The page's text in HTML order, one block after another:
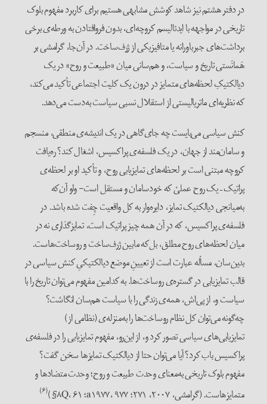
در دفتر هشتم نیز شاهد کوشش مشابهی هستیم برای کاربرد مفهوم بلوک
تاریخی در مواجهه با ایدئالیسم کروچه‌‌ای، بدون فروافتادن به ورطه‌ی برخی
برداشت‌های جبرباورانه یا متافیزیکی از ژرف‌ساخت. در آن‌جا، گرامشی بر
هَمانَستی تاریخ و سیاست، و هم‌سانی میان «طبیعت و روح» در یک
دیالکتیکِ لحظه‌های متمایز در درون یک کلیت اجتماعی تأکید می‌کند،
که نظریه‌ای ماتریالیستی از استقلال نسبی سیاست به‌دست می‌دهد.
کنش سیاسی می‌بایست چه جای‌گاهی در یک اندیشه‌‌ی منطقی، منسجم
و سامان‌مند از جهان، در یک فلسفه‌ی پراکسیس، اشغال ‌کند؟ ره‌یافت
کروچه مبتنی است بر لحظه‌های تمایزیابی روح، و تأکید او بر لحظه‌ی
پراتیک – یک روح عملیْ که خودسامان و مستقل است- ولو آن‌که
به‌میانجی دیالکتیک تمایز، دایره‌وار به کل واقعیت چِفت شده باشد. در
فلسفه‌ی پراکسیس، که در آن همه چیز پراتیک است، تمایزگذاری نه در
میان لحظه‌های روح مطلق، بل‌که مابین ژرف‌ساخت و روساخت‌هاست.
بدین‌سان، مسأله عبارت است از تعیینِ موضع دیالکتیکیِ کنش سیاسی در
قالب تمایزیابی در گستره‌ی روساخت‌ها. به کدامین مفهوم می‌توان تاریخ را با
سیاست و، از پی‌اش، همه‌ی زندگی را با سیاست هم‌سان انگاشت؟
چه‌گونه می‌توان کل نظام روساخت‌ها را به‌منزله‌ی (نظامی از)
تمایزیابی‌های سیاسی تصور کرد و، از این‌رو، مفهوم تمایزیابی را در فلسفه‌ی
پراکسیس باب کرد؟ آیا می‌توان حتا از دیالکتیک تمایزها سخن گفت؟
مفهوم بلوک تاریخی به‌معنای وحدت طبیعت و روح؛ وحدت متضادها و
متمایزهاست. (گرامشی، ۲۰۰۷، ۲۷۱؛ a۱۹۷۷، ۹۷۷؛ ۸Q، ۶۱§)
(۶)